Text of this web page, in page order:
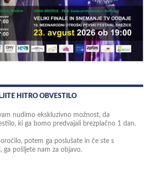
HITRO OBVESTILO
nudimo ekskluzivno možnost, da
ki ga bomo predvajali brezplačno 1 dan.
potem ga poslušate in če ste s
ga pošljete nam za objavo.